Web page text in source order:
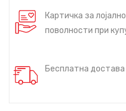
Картичка за
поволности при
Бесплатна